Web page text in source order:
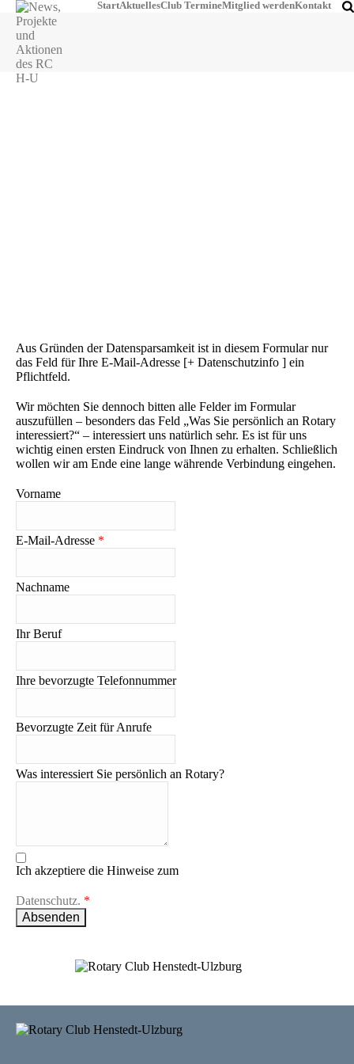
StartAktuellesClub TermineMitglied werdenKontakt
Aus Gründen der Datensparsamkeit ist in diesem Formular nur
das Feld für Ihre E-Mail-Adresse [+ Datenschutzinfo ] ein
Pflichtfeld.
Wir möchten Sie dennoch bitten alle Felder im Formular
auszufüllen – besonders das Feld „Was Sie persönlich an Rotary
interessiert?“ – interessiert uns natürlich sehr. Es ist für uns
wichtig einen ersten Eindruck von Ihnen zu erhalten. Schließlich
wollen wir am Ende eine lange währende Verbindung eingehen.
Vorname
E-Mail-Adresse *
Nachname
Ihr Beruf
Ihre bevorzugte Telefonnummer
Bevorzugte Zeit für Anrufe
Was interessiert Sie persönlich an Rotary?
Ich akzeptiere die Hinweise zum
Datenschutz. *